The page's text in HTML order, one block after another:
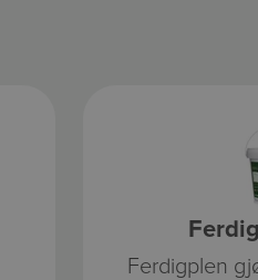
Ferdigplen